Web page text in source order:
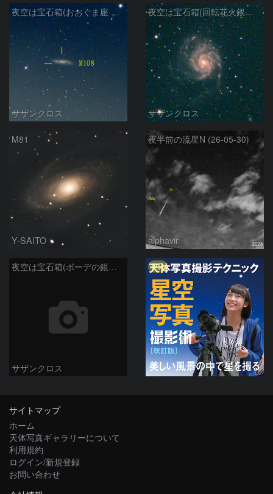
夜空は宝石箱(おおぐま座 M108) Seestar50
サザンクロス
夜空は宝石箱(回転花火銀河 M101) Seestar50
サザンクロス
M81
Y-SAITO
夜半前の流星N (26-05-30)
alphavir
夜空は宝石箱(ボーデの銀河 M81) Seestar50
サザンクロス
PR
サイトマップ
ホーム
天体写真ギャラリーについて
利用規約
ログイン/新規登録
お問い合わせ